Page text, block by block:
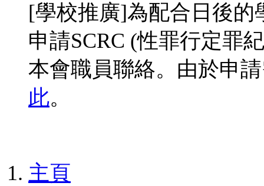
[學校推廣]為配合日後的
申請SCRC (性罪行定罪
本會職員聯絡。由於申
此。
主頁